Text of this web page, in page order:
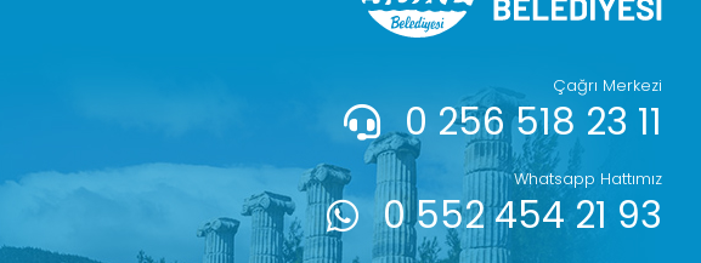
Çağrı Merkezi
0 256 518 23 11
Whatsapp Hattımız
0 552 454 21 93